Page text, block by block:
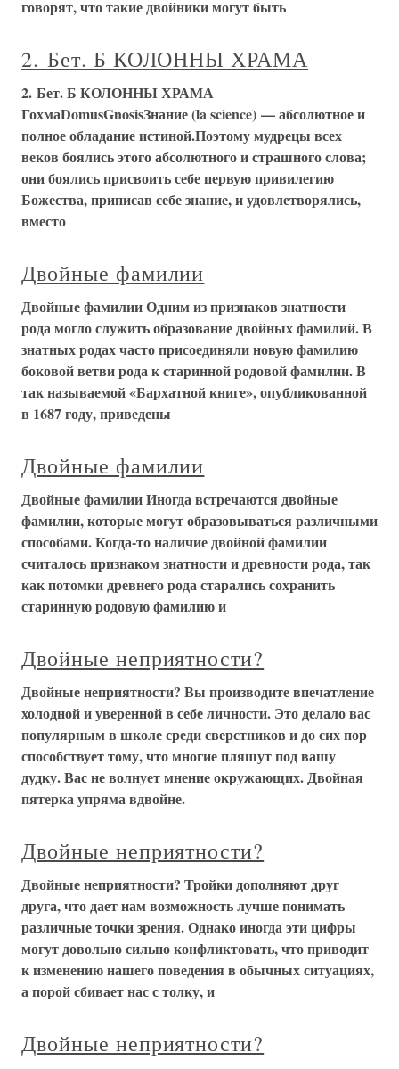
говорят, что такие двойники могут быть
2. Бет. Б КОЛОННЫ ХРАМА
2. Бет. Б КОЛОННЫ ХРАМА
ГохмаDomusGnosisЗнание (la science) — абсолютное и
полное обладание истиной.Поэтому мудрецы всех
веков боялись этого абсолютного и страшного слова;
они боялись присвоить себе первую привилегию
Божества, приписав себе знание, и удовлетворялись,
вместо
Двойные фамилии
Двойные фамилии Одним из признаков знатности
рода могло служить образование двойных фамилий. В
знатных родах часто присоединяли новую фамилию
боковой ветви рода к старинной родовой фамилии. В
так называемой «Бархатной книге», опубликованной
в 1687 году, приведены
Двойные фамилии
Двойные фамилии Иногда встречаются двойные
фамилии, которые могут образовываться различными
способами. Когда-то наличие двойной фамилии
считалось признаком знатности и древности рода, так
как потомки древнего рода старались сохранить
старинную родовую фамилию и
Двойные неприятности?
Двойные неприятности? Вы производите впечатление
холодной и уверенной в себе личности. Это делало вас
популярным в школе среди сверстников и до сих пор
способствует тому, что многие пляшут под вашу
дудку. Вас не волнует мнение окружающих. Двойная
пятерка упряма вдвойне.
Двойные неприятности?
Двойные неприятности? Тройки дополняют друг
друга, что дает нам возможность лучше понимать
различные точки зрения. Однако иногда эти цифры
могут довольно сильно конфликтовать, что приводит
к изменению нашего поведения в обычных ситуациях,
а порой сбивает нас с толку, и
Двойные неприятности?